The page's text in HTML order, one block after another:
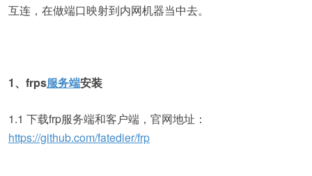
互连，在做端口映射到内网机器当中去。
1、frps服务端安装
1.1 下载frp服务端和客户端，官网地址：
https://github.com/fatedier/frp